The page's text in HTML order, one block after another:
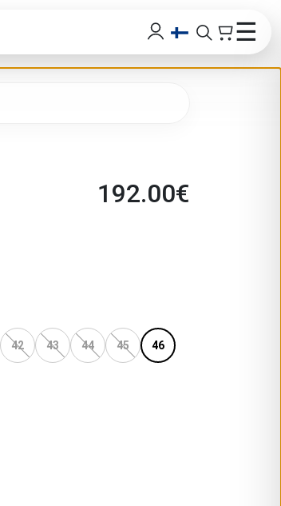
☰
192.00€
42 43 44 45 46